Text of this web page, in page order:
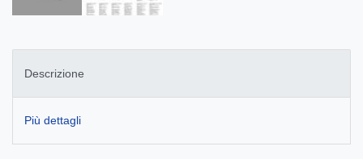
Descrizione
Più dettagli